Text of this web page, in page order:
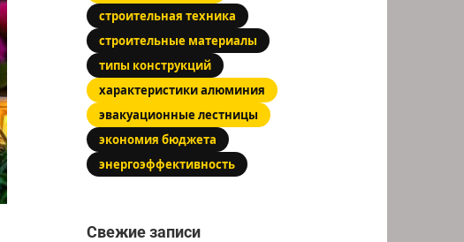
строительная техника
строительные материалы
типы конструкций
характеристики алюминия
эвакуационные лестницы
экономия бюджета
энергоэффективность
Свежие записи